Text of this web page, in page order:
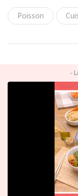
Poisson
-